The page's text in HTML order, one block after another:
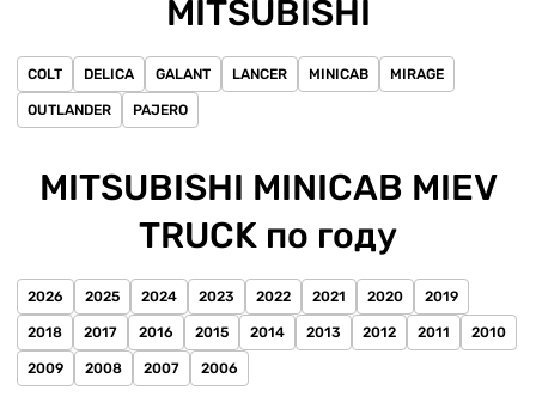
MITSUBISHI
COLT DELICA GALANT LANCER MINICAB MIRAGE
OUTLANDER PAJERO
MITSUBISHI MINICAB MIEV
TRUCK по году
2026 2025 2024 2023 2022 2021 2020 2019
2018 2017 2016 2015 2014 2013 2012 2011 2010
2009 2008 2007 2006